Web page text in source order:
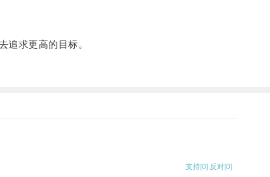
求更高的目标。
支持[0] 反对[0]